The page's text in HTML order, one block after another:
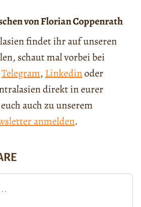
von Florian Coppenrath
findet ihr auf unseren
schaut mal vorbei bei
Telegram, Linkedinoder
direkt in eurer
auch zu unserem
anmelden.